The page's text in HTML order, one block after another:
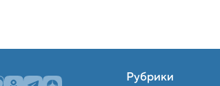
Рубрики